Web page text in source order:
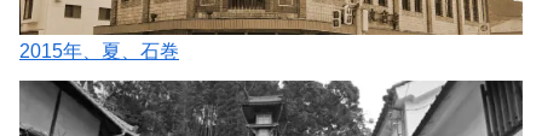
2015年、夏、石巻